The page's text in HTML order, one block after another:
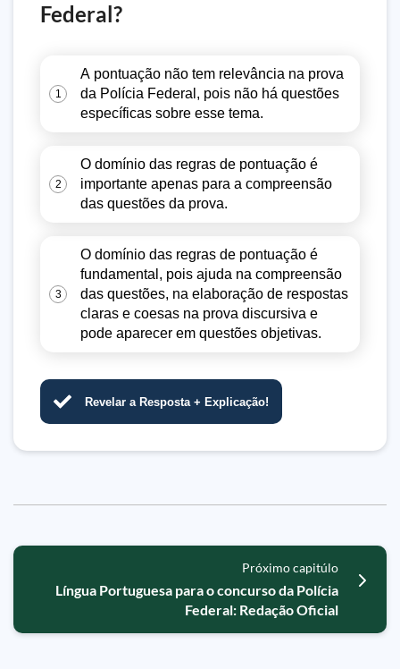
Federal?
1
A pontuação não tem relevância na prova
da Polícia Federal, pois não há questões
específicas sobre esse tema.
2
O domínio das regras de pontuação é
importante apenas para a compreensão
das questões da prova.
3
O domínio das regras de pontuação é
fundamental, pois ajuda na compreensão
das questões, na elaboração de respostas
claras e coesas na prova discursiva e
pode aparecer em questões objetivas.
Revelar a Resposta + Explicação!
Próximo capitúlo
Língua Portuguesa para o concurso da Polícia
Federal: Redação Oficial